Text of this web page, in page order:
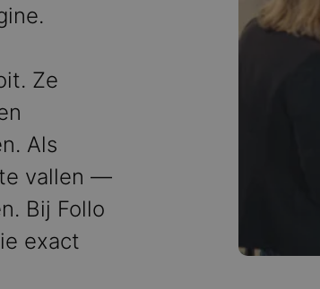
Ze
Als
te vallen —
Bij Follo
exact